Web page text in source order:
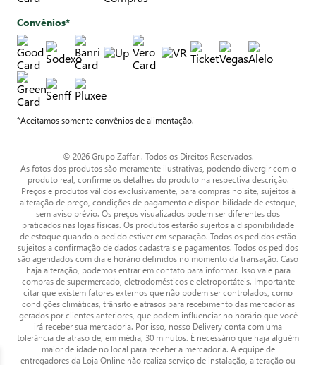
Convênios*
*Aceitamos somente convênios de alimentação.
© 2026 Grupo Zaffari. Todos os Direitos Reservados.
As fotos dos produtos são meramente ilustrativas, podendo divergir com o
produto real, confirme os detalhes do produto na respectiva descrição.
Preços e produtos válidos exclusivamente, para compras no site, sujeitos à
alteração de preço, condições de pagamento e disponibilidade de estoque,
sem aviso prévio. Os preços visualizados podem ser diferentes dos
praticados nas lojas físicas. Os produtos estarão sujeitos a disponibilidade
de estoque quando o pedido estiver em separação. Todos os pedidos estão
sujeitos a confirmação de dados cadastrais e pagamentos. Todos os pedidos
são agendados com dia e horário definidos no momento da transação. Caso
haja alteração, podemos entrar em contato para informar. Isso vale para
compras de supermercado, eletrodomésticos e eletroportáteis. Importante
citar que existem fatores externos que não podem ser controlados, como
condições climáticas, trânsito e atrasos para recebimento das mercadorias
gerados por clientes anteriores, que podem influenciar no horário que você
irá receber sua mercadoria. Por isso, nosso Delivery conta com uma
tolerância de atraso de, em média, 30 minutos. É necessário que haja alguém
maior de idade no local para receber a mercadoria. A equipe de
entregadores da Loja Online não realiza serviço de instalação, alteração ou